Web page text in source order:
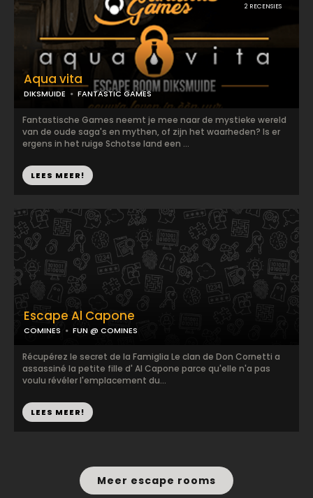
2 RECENSIES
Aqua vita
DIKSMUIDE FANTASTIC GAMES
Fantastische Games neemt je mee naar de mystieke wereld
van de oude saga's en mythen, of zijn het waarheden? Is er
ergens in het ruige Schotse land een ...
LEES MEER!
Escape Al Capone
COMINES FUN @ COMINES
Récupérez le secret de la Famiglia Le clan de Don Cornetti a
assassiné la petite fille d' Al Capone parce qu'elle n'a pas
voulu révéler l'emplacement du...
LEES MEER!
Meer escape rooms